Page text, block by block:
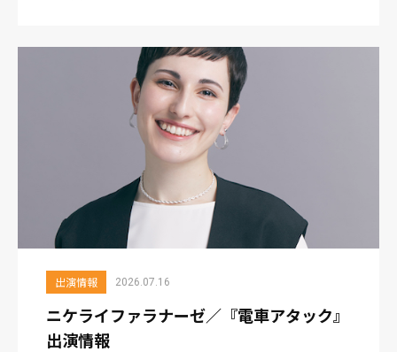
出演情報 2026.07.16
ニケライファラナーゼ／『電車アタック』
出演情報